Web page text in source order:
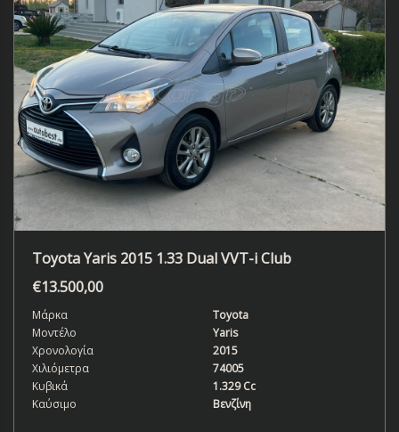
Toyota Yaris 2015 1.33 Dual VVT-i Club
€13.500,00
Μάρκα
Toyota
Μοντέλο
Yaris
Χρονολογία
2015
Χιλιόμετρα
74005
Κυβικά
1.329 Cc
Καύσιμο
Βενζίνη